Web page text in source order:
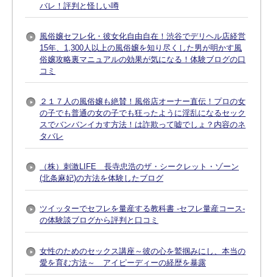
バレ！評判と怪しい噂
風俗嬢セフレ化・彼女化自由自在！渋谷でデリヘル店経営
15年、1,300人以上の風俗嬢を知り尽くした男が明かす風
俗嬢攻略裏マニュアルの効果が気になる！体験ブログの口
コミ
２１７人の風俗嬢も絶賛！風俗店オーナー直伝！プロの女
の子でも普通の女の子でも狂ったように淫乱になるセック
スでバンバンイカす方法！は詐欺って嘘でしょ？内容のネ
タバレ
（株）刺激LIFE 長寺忠浩のザ・シークレット・ゾーン
(北条麻妃)の方法を体験したブログ
ツイッターでセフレを量産する教科書 -セフレ量産コース-
の体験談ブログから評判と口コミ
女性のためのセックス講座～彼の心を鷲掴みにし、本当の
愛を育む方法～ アイピーディーの経歴を暴露